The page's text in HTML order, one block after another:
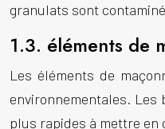
granulats sont
1.3. éléments de
Les éléments de
environnementales.
plus rapides à mettre